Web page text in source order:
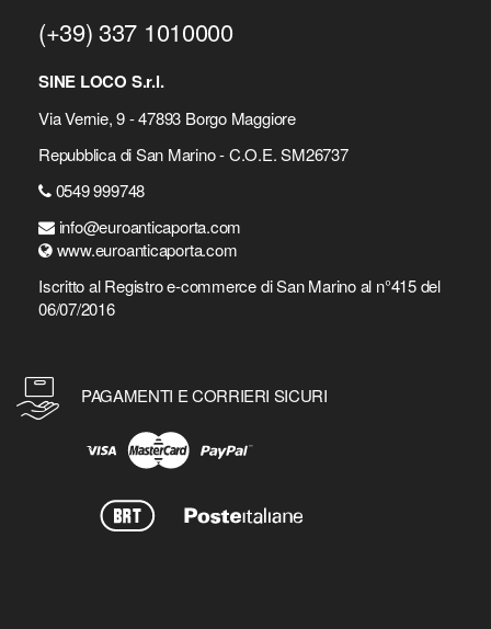
(+39) 337 1010000
SINE LOCO S.r.l.
Via Vernie, 9 - 47893 Borgo Maggiore
Repubblica di San Marino - C.O.E. SM26737
0549 999748
info@euroanticaporta.com
www.euroanticaporta.com
Iscritto al Registro e-commerce di San Marino al n°415 del
06/07/2016
PAGAMENTI E CORRIERI SICURI